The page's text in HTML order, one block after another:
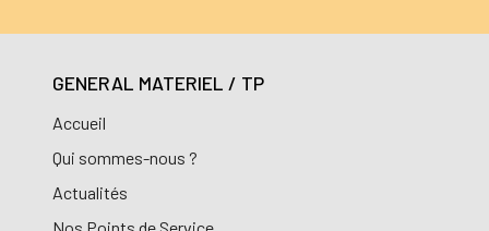
GENERAL MATERIEL / TP
Accueil
Qui sommes-nous ?
Actualités